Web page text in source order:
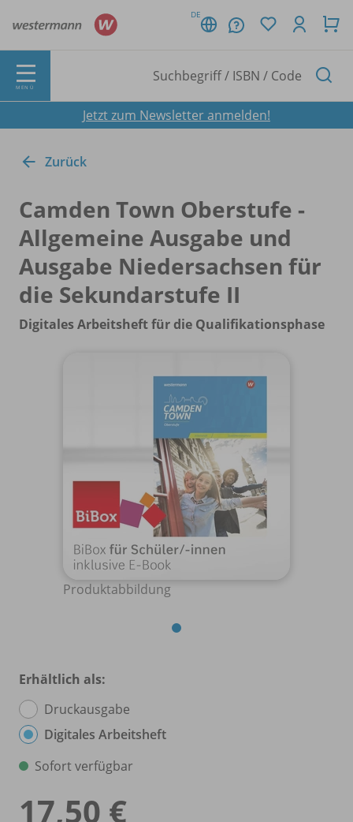
DE
MENÜ
Jetzt zum Newsletter anmelden!
Zurück
Camden Town Oberstufe -
Allgemeine Ausgabe und
Ausgabe Niedersachsen für
die Sekundarstufe II
Digitales Arbeitsheft für die Qualifikationsphase
Produktabbildung
Erhältlich als:
Druckausgabe
Digitales Arbeitsheft
Sofort verfügbar
17,50 €